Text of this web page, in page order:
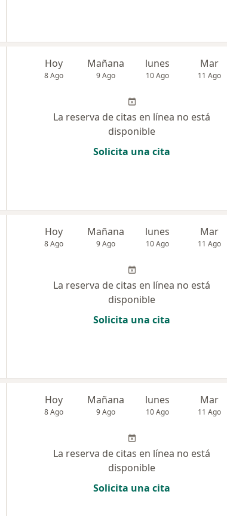
Hoy
8 Ago
Mañana
9 Ago
lunes
10 Ago
Mar
11 Ago
La reserva de citas en línea no está
disponible
Solicita una cita
Hoy
8 Ago
Mañana
9 Ago
lunes
10 Ago
Mar
11 Ago
La reserva de citas en línea no está
disponible
Solicita una cita
Hoy
8 Ago
Mañana
9 Ago
lunes
10 Ago
Mar
11 Ago
La reserva de citas en línea no está
disponible
Solicita una cita